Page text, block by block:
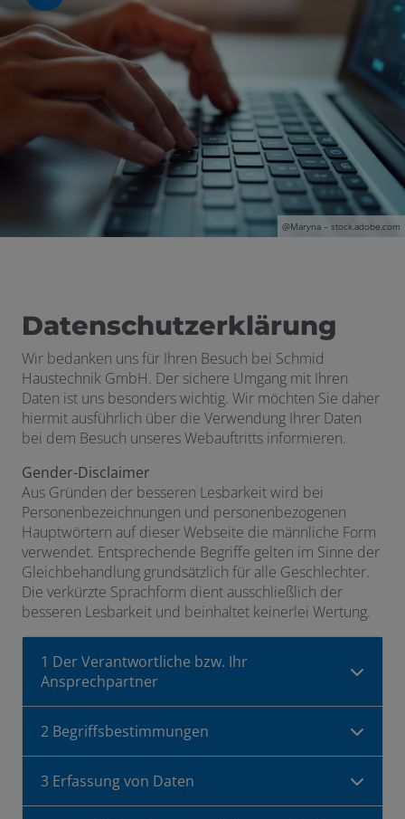
@Maryna – stock.adobe.com
Datenschutzerklärung
Wir bedanken uns für Ihren Besuch bei Schmid
Haustechnik GmbH. Der sichere Umgang mit Ihren
Daten ist uns besonders wichtig. Wir möchten Sie daher
hiermit ausführlich über die Verwendung Ihrer Daten
bei dem Besuch unseres Webauftritts informieren.
Gender-Disclaimer
Aus Gründen der besseren Lesbarkeit wird bei
Personenbezeichnungen und personenbezogenen
Hauptwörtern auf dieser Webseite die männliche Form
verwendet. Entsprechende Begriffe gelten im Sinne der
Gleichbehandlung grundsätzlich für alle Geschlechter.
Die verkürzte Sprachform dient ausschließlich der
besseren Lesbarkeit und beinhaltet keinerlei Wertung.
1 Der Verantwortliche bzw. Ihr
Ansprechpartner
2 Begriffsbestimmungen
3 Erfassung von Daten
und schließen